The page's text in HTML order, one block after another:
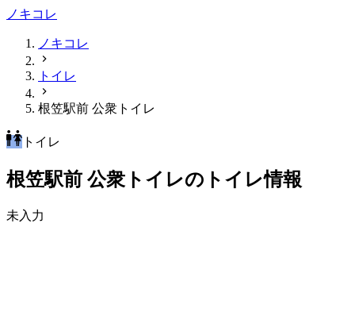
ノキコレ
ノキコレ
トイレ
根笠駅前 公衆トイレ
トイレ
根笠駅前 公衆トイレのトイレ情報
未入力